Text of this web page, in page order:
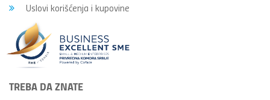
Uslovi korišćenja i kupovine
TREBA DA ZNATE